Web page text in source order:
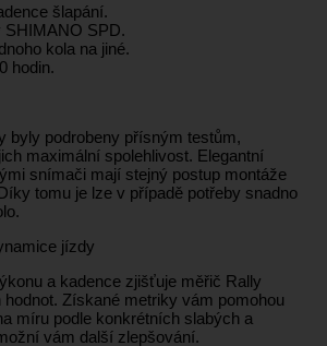
šlapání.
SHIMANO SPD.
kola na jiné.
hodin.
byly podrobeny přísným testům,
maximální spolehlivost. Elegantní
snímači mají stejný postup montáže
tomu je lze v případě potřeby snadno
jízdy
a kadence zjišťuje měřič Rally
hodnot. Získané metriky vám pomohou
míru podle konkrétních slabých a
vám další zlepšování.